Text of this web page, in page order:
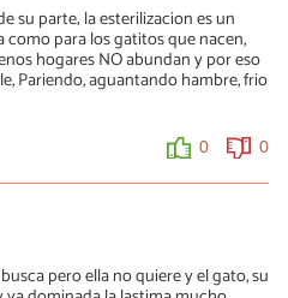
su parte; la esterilizacion es un
para los gatitos que nacen,
hogares NO abundan y por eso
Pariendo, aguantando hambre, frio
0 0
pero ella no quiere y el gato, su